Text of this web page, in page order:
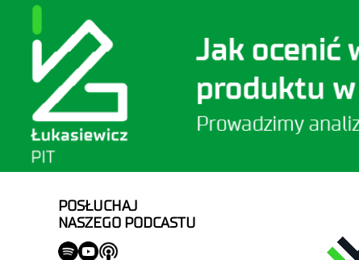
POSŁUCHAJ
NASZEGO PODCASTU